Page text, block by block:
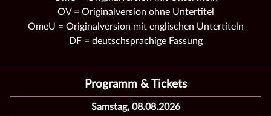
OV = Originalversion ohne Untertitel
OmeU = Originalversion mit englischen Untertiteln
DF = deutschsprachige Fassung
Programm & Tickets
Samstag, 08.08.2026